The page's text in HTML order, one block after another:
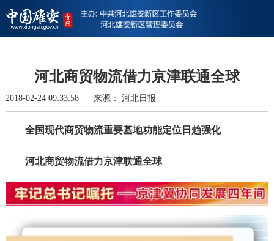
河北商贸物流借力京津联通全球
2018-02-24 09:33:58 来源： 河北日报
全国现代商贸物流重要基地功能定位日趋强化
河北商贸物流借力京津联通全球